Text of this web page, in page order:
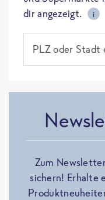
dir angezeigt.
i
PLZ oder Stadt
Zum
sichern! Erhalte